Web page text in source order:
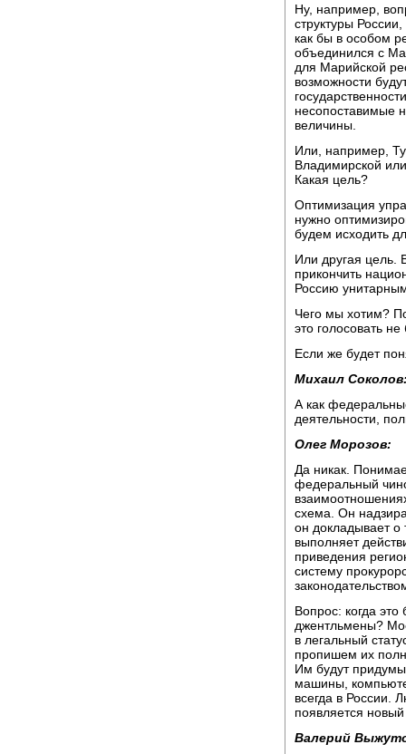
Ну, например,
структуры
как бы в особом
объединился с
для Марийской
возможности
несопоставимые
величины.
Или, например,
Владимирской
Какая цель?
Оптимизация
нужно
будем исходить
Или другая цель.
прикончить
Россию
Чего мы хотим?
это голосовать
Если же будет
Михаил
А как
деятельности,
Олег Морозов:
Да никак.
федеральный
схема. Он
он докладывает о
выполняет
приведения
систему
Вопрос: когда это
джентльмены?
в легальный
пропишем их
Им будут
машины,
всегда в России.
появляется
Валерий